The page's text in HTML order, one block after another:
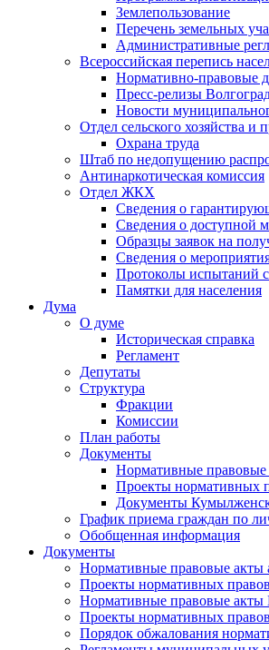
Землепользование
Перечень земельных
Административные
Всероссийская перепись
Нормативно-правовые
Пресс-релизы
Новости
Отдел сельского хозяйства и
Охрана труда
Штаб по недопущению
Антинаркотическая комиссия
Отдел ЖКХ
Сведения о
Сведения о доступной
Образцы заявок на
Сведения о
Протоколы испытаний
Памятки для населения
Дума
О думе
Историческая справка
Регламент
Депутаты
Структура
Фракции
Комиссии
План работы
Документы
Нормативные
Проекты нормативных
Документы
График приема граждан по
Обобщенная информация
Документы
Нормативные правовые акты
Проекты нормативных
Нормативные правовые
Проекты нормативных
Порядок обжалования